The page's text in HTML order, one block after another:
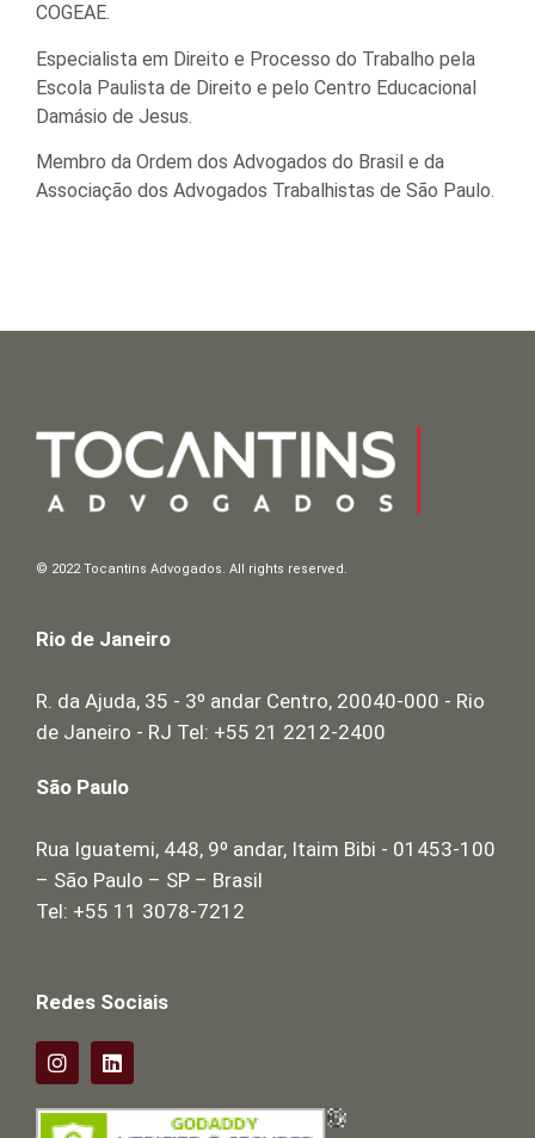
COGEAE.
Especialista em Direito e Processo do Trabalho pela
Escola Paulista de Direito e pelo Centro Educacional
Damásio de Jesus.
Membro da Ordem dos Advogados do Brasil e da
Associação dos Advogados Trabalhistas de São Paulo.
© 2022 Tocantins Advogados. All rights reserved.
Rio de Janeiro
R. da Ajuda, 35 - 3º andar Centro, 20040-000 - Rio
de Janeiro - RJ Tel: +55 21 2212-2400
São Paulo
Rua Iguatemi, 448, 9º andar, Itaim Bibi - 01453-100
– São Paulo – SP – Brasil
Tel: +55 11 3078-7212
Redes Sociais